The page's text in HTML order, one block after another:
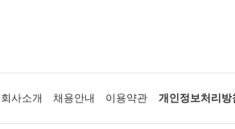
회사소개 채용안내 이용약관 개인정보처리방